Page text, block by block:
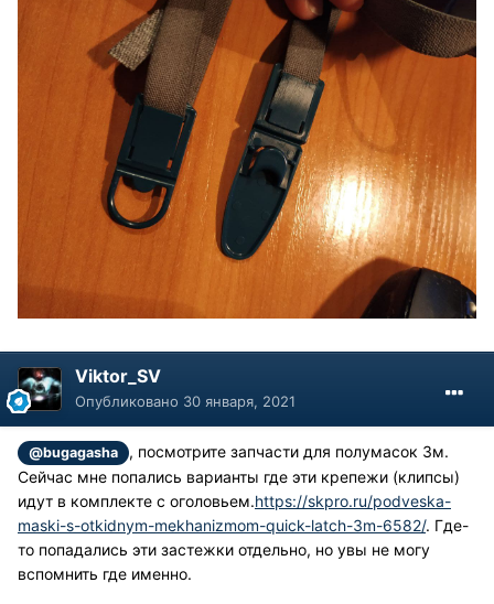
Viktor_SV
Опубликовано 30 января, 2021
@bugagasha
, посмотрите запчасти для полумасок 3м.
Сейчас мне попались варианты где эти крепежи (клипсы)
идут в комплекте с оголовьем.https://skpro.ru/podveska-
maski-s-otkidnym-mekhanizmom-quick-latch-3m-6582/. Где-
то попадались эти застежки отдельно, но увы не могу
вспомнить где именно.